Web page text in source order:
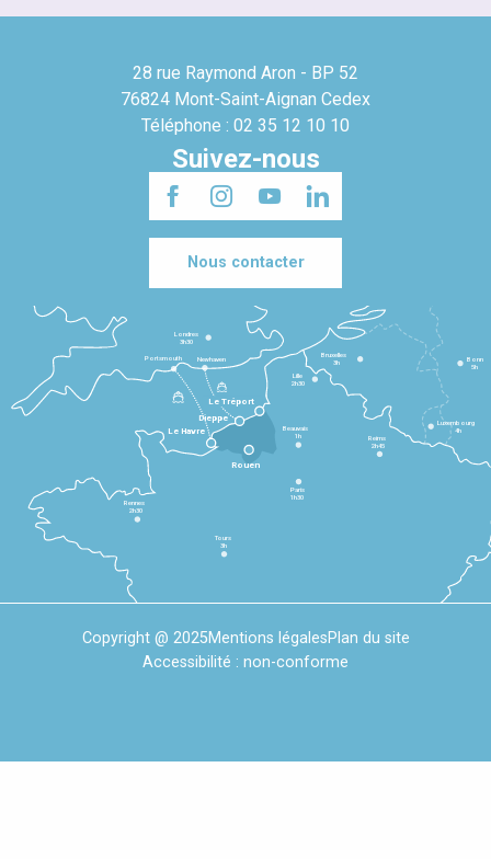
28 rue Raymond Aron - BP 52
76824 Mont-Saint-Aignan Cedex
Téléphone : 02 35 12 10 10
Suivez-nous
Nous contacter
Le Havre
Dieppe
Le Tréport
Rennes
2h30
Tours
3h
Paris
1h30
Beauvais
1h
Reims
2h45
Lille
2h30
Bruxelles
3h
Londres
3h30
Newhaven
Portsmouth
Bonn
5h
Luxembourg
4h
Rouen
Copyright @ 2025Mentions légalesPlan du site
Accessibilité : non-conforme